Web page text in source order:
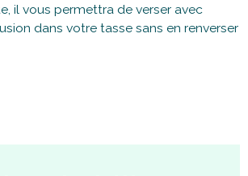
il vous permettra de verser avec
dans votre tasse sans en renverser